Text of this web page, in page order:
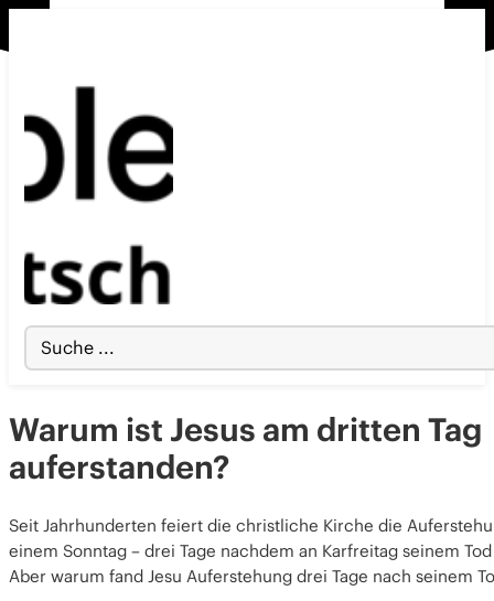
Search
...
Warum ist Jesus am dritten Tag
auferstanden?
Seit Jahrhunderten feiert die christliche Kirche die
einem Sonntag – drei Tage nachdem an Karfreitag seinem
Aber warum fand Jesu Auferstehung drei Tage nach seinem